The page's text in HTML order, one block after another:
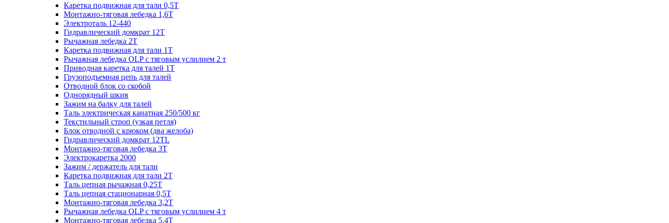
Каретка подвижная для тали 0,5Т
Монтажно-тяговая лебедка 1,6Т
Электроталь 12-440
Гидравлический домкрат 12Т
Рычажная лебедка 2Т
Каретка подвижная для тали 1Т
Рычажная лебедка OLP с тяговым услилием 2 т
Приводная каретка для талей 1Т
Грузоподъемная цепь для талей
Отводной блок со скобой
Однорядный шкив
Зажим на балку для талей
Таль электрическая канатная 250/500 кг
Текстильный строп (узкая петля)
Блок отводной с крюком (два желоба)
Гидравлический домкрат 12TL
Монтажно-тяговая лебедка 3Т
Электрокаретка 2000
Зажим / держатель для тали
Каретка подвижная для тали 2Т
Таль цепная рычажная 0,25Т
Таль цепная стационарная 0,5Т
Монтажно-тяговая лебедка 3,2Т
Рычажная лебедка OLP с тяговым услилием 4 т
Монтажно-тяговая лебедка 5,4Т